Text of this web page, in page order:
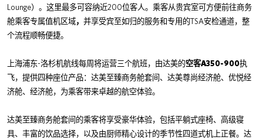
Lounge）。这里最多可容纳近200位客人。乘客从贵宾室可方便前往商务
舱乘客专属值机区域， 并享受宾至如归的服务和专用的TSA安检通道，整
个流程顺畅便捷。
上海浦东-洛杉机航线每周将运营三个航班，由达美的空客A350-900执
飞，提供四种座位产品：达美至臻商务舱套间、达美尊尚经济舱、优悦经
济舱、经济舱，为乘客带来卓越的航空体验。
达美至臻商务舱套间的乘客将享受豪华体验，包括平躺式座椅、高级寝
具、丰富的饮品选择，以及由厨师精心设计的季节性四道式机上正餐。达